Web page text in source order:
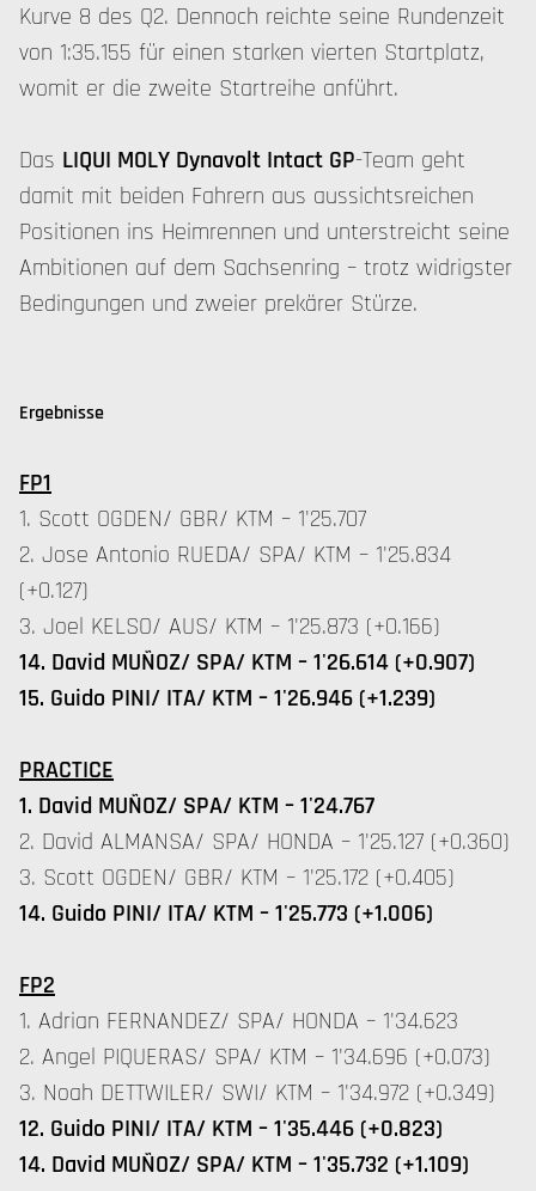
Kurve 8 des Q2. Dennoch reichte seine Rundenzeit
von 1:35.155 für einen starken vierten Startplatz,
womit er die zweite Startreihe anführt.
Das LIQUI MOLY Dynavolt Intact GP-Team geht
damit mit beiden Fahrern aus aussichtsreichen
Positionen ins Heimrennen und unterstreicht seine
Ambitionen auf dem Sachsenring – trotz widrigster
Bedingungen und zweier prekärer Stürze.
Ergebnisse
FP1
1. Scott OGDEN/ GBR/ KTM – 1'25.707
2. Jose Antonio RUEDA/ SPA/ KTM – 1'25.834
(+0.127)
3. Joel KELSO/ AUS/ KTM – 1'25.873 (+0.166)
14. David MUÑOZ/ SPA/ KTM – 1'26.614 (+0.907)
15. Guido PINI/ ITA/ KTM – 1'26.946 (+1.239)
PRACTICE
1. David MUÑOZ/ SPA/ KTM – 1'24.767
2. David ALMANSA/ SPA/ HONDA – 1'25.127 (+0.360)
3. Scott OGDEN/ GBR/ KTM – 1'25.172 (+0.405)
14. Guido PINI/ ITA/ KTM – 1'25.773 (+1.006)
FP2
1. Adrian FERNANDEZ/ SPA/ HONDA – 1'34.623
2. Angel PIQUERAS/ SPA/ KTM – 1'34.696 (+0.073)
3. Noah DETTWILER/ SWI/ KTM – 1'34.972 (+0.349)
12. Guido PINI/ ITA/ KTM – 1'35.446 (+0.823)
14. David MUÑOZ/ SPA/ KTM – 1'35.732 (+1.109)